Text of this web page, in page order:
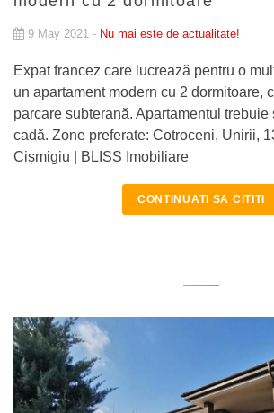
9 May 2021 - Nu mai este de actualitate!
Expat francez care lucrează pentru o
un apartament modern cu 2 dormitoare,
parcare subterană. Apartamentul trebuie
cadă. Zone preferate: Cotroceni, Unirii,
Cișmigiu | BLISS Imobiliare
CONTINUATI SA CITITI